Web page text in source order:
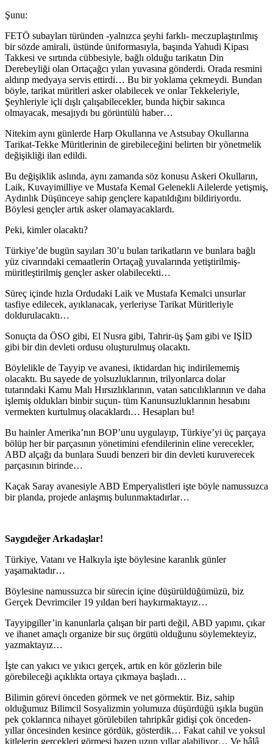
Şunu:
FETÖ subayları türünden -yalnızca şeyhi farklı- meczuplaştırılmış
bir sözde amirali, üstünde üniformasıyla, başında Yahudi Kipası
Takkesi ve sırtında cübbesiyle, bağlı olduğu tarikatın Din
Derebeyliği olan Ortaçağcı yılan yuvasına gönderdi. Orada resmini
aldırıp medyaya servis ettirdi… Bu bir yoklama çekmeydi. Bundan
böyle, tarikat müritleri asker olabilecek ve onlar Tekkeleriyle,
Şeyhleriyle içli dışlı çalışabilecekler, bunda hiçbir sakınca
olmayacak, mesajıydı bu görüntülü haber…
Nitekim aynı günlerde Harp Okullarına ve Astsubay Okullarına
Tarikat-Tekke Müritlerinin de girebileceğini belirten bir yönetmelik
değişikliği ilan edildi.
Bu değişiklik aslında, aynı zamanda söz konusu Askeri Okulların,
Laik, Kuvayimilliye ve Mustafa Kemal Gelenekli Ailelerde yetişmiş,
Aydınlık Düşünceye sahip gençlere kapatıldığını bildiriyordu.
Böylesi gençler artık asker olamayacaklardı.
Peki, kimler olacaktı?
Türkiye’de bugün sayıları 30’u bulan tarikatların ve bunlara bağlı
yüz civarındaki cemaatlerin Ortaçağ yuvalarında yetiştirilmiş-
müritleştirilmiş gençler asker olabilecekti…
Süreç içinde hızla Ordudaki Laik ve Mustafa Kemalci unsurlar
tasfiye edilecek, ayıklanacak, yerleriyse Tarikat Müritleriyle
doldurulacaktı…
Sonuçta da ÖSO gibi, El Nusra gibi, Tahrir-üş Şam gibi ve IŞİD
gibi bir din devleti ordusu oluşturulmuş olacaktı.
Böylelikle de Tayyip ve avanesi, iktidardan hiç indirilememiş
olacaktı. Bu sayede de yolsuzluklarının, trilyonlarca dolar
tutarındaki Kamu Malı Hırsızlıklarının, vatan satıcılıklarının ve daha
işlemiş oldukları binbir suçun- tüm Kanunsuzluklarının hesabını
vermekten kurtulmuş olacaklardı… Hesapları bu!
Bu hainler Amerika’nın BOP’unu uygulayıp, Türkiye’yi üç parçaya
bölüp her bir parçasının yönetimini efendilerinin eline verecekler,
ABD alçağı da bunlara Suudi benzeri bir din devleti kuruverecek
parçasının birinde…
Kaçak Saray avanesiyle ABD Emperyalistleri işte böyle namussuzca
bir planda, projede anlaşmış bulunmaktadırlar…
Saygıdeğer Arkadaşlar!
Türkiye, Vatanı ve Halkıyla işte böylesine karanlık günler
yaşamaktadır…
Böylesine namussuzca bir sürecin içine düşürüldüğümüzü, biz
Gerçek Devrimciler 19 yıldan beri haykırmaktayız…
Tayyipgiller’in kanunlarla çalışan bir parti değil, ABD yapımı, çıkar
ve ihanet amaçlı organize bir suç örgütü olduğunu söylemekteyiz,
yazmaktayız…
İşte can yakıcı ve yıkıcı gerçek, artık en kör gözlerin bile
görebileceği açıklıkta ortaya çıkmaya başladı…
Bilimin görevi önceden görmek ve net görmektir. Biz, sahip
olduğumuz Bilimcil Sosyalizmin yolumuza düşürdüğü ışıkla bugün
pek çoklarınca nihayet görülebilen tahripkâr gidişi çok önceden-
yıllar öncesinden kesince gördük, gösterdik… Fakat cahil ve yoksul
kitlelerin gerçekleri görmesi bazen uzun yıllar alabiliyor… Ve hâlâ